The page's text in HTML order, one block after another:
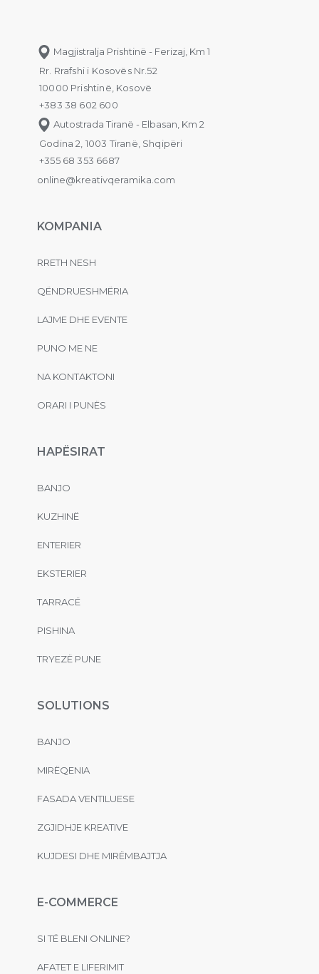
Magjistralja Prishtinë - Ferizaj, Km 1
Rr. Rrafshi i Kosovës Nr.52
10000 Prishtinë, Kosovë
+383 38 602 600
Autostrada Tiranë - Elbasan, Km 2
Godina 2, 1003 Tiranë, Shqipëri
+355 68 353 6687
online@kreativqeramika.com
KOMPANIA
RRETH NESH
QËNDRUESHMËRIA
LAJME DHE EVENTE
PUNO ME NE
NA KONTAKTONI
ORARI I PUNËS
HAPËSIRAT
BANJO
KUZHINË
ENTERIER
EKSTERIER
TARRACË
PISHINA
TRYEZË PUNE
SOLUTIONS
BANJO
MIRËQENIA
FASADA VENTILUESE
ZGJIDHJE KREATIVE
KUJDESI DHE MIRËMBAJTJA
E-COMMERCE
SI TË BLENI ONLINE?
AFATET E LIFERIMIT